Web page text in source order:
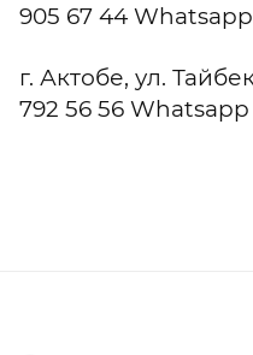
905 67 44 Whatsapp
г. Актобе, ул.
792 56 56 Whatsapp